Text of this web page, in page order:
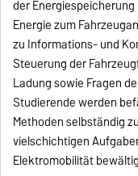
der
Energie zum
zu Informations- und
Steuerung der
Ladung sowie Fragen
Studierende werden
Methoden selbständig
vielschichtigen
Elektromobilität